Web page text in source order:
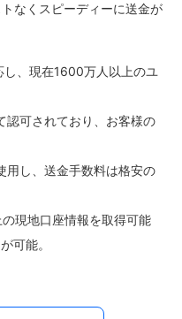
なくスピーディーに送金が
、現在1600万人以上のユ
認可されており、お客様の
用し、送金手数料は格安の
現地口座情報を取得可能
可能。